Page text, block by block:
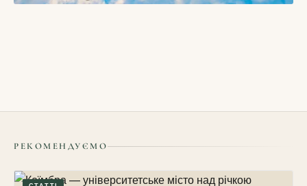
РЕКОМЕНДУЄМО